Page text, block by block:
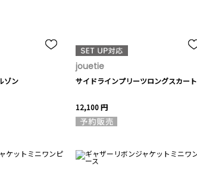
ゾン
jouetie
サイドラインプリーツロングスカート
12,100 円